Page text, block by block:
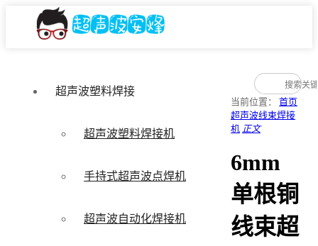
超声波塑料焊接
超声波塑料焊接机
手持式超声波点焊机
超声波自动化焊接机
当前位置： 首页
超声波线束焊接
机 正文
6mm
单根铜
线束超